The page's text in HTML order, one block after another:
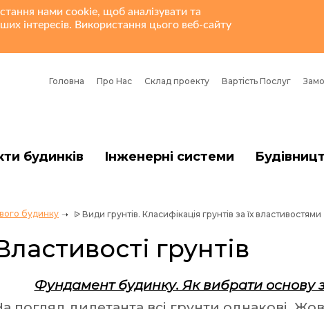
нами cookie, щоб аналізувати та
інтересів. Використання цього веб-сайту
Головна Про Нас Склад проекту Вартість Послуг
будинків Інженерні системи
будинку ᐉ Види грунтів. Класифікація грунтів за їх властивостями
грунтів
Фундамент будинку. Як вибрати основу